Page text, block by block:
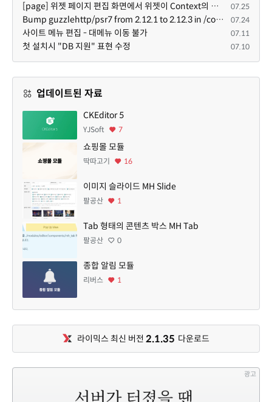
[page] 위젯 페이지 편집 화면에서 위젯이 Context의 module_info를 덮어쓰면 저장이 ERR_ACT_IS_NOT_STANDALONE으로 실패 07.25
Bump guzzlehttp/psr7 from 2.12.1 to 2.12.3 in /common 07.24
사이트 메뉴 편집 - 대메뉴 이동 불가 07.11
첫 설치시 "DB 지원" 표현 수정 07.10
업데이트된 자료
CKEditor 5
YJSoft 7
쇼핑몰 모듈
딱따고기 16
이미지 슬라이드 MH Slide
팔공산 1
Tab 형태의 콘텐츠 박스 MH Tab
팔공산 0
종합 알림 모듈
리버스 1
라이믹스 최신 버전 2.1.35 다운로드
광고